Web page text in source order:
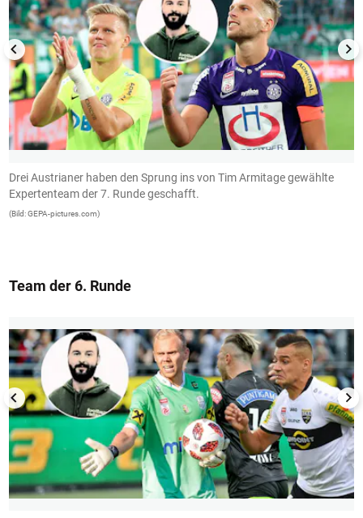
Drei Austrianer haben den Sprung ins von Tim Armitage gewählte
Expertenteam der 7. Runde geschafft.
(Bild: GEPA-pictures.com)
Team der 6. Runde
1/13